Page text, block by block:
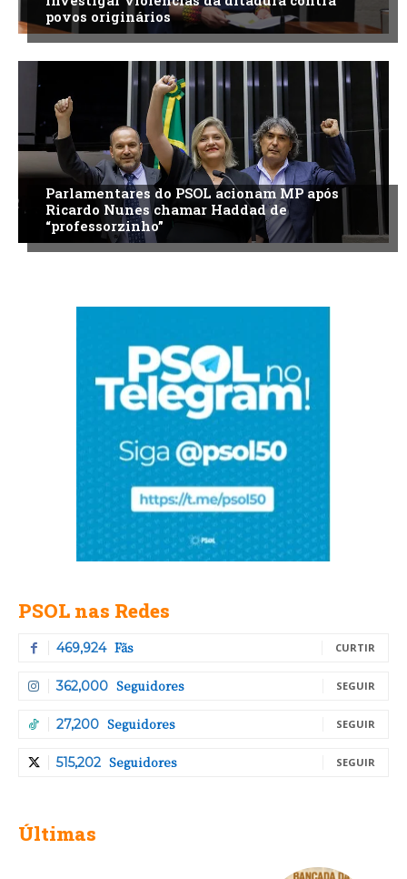
povos originários
Parlamentares do PSOL acionam MP após
Ricardo Nunes chamar Haddad de
“professorzinho”
PSOL nas Redes
469,924 Fãs CURTIR
362,000 Seguidores SEGUIR
27,200 Seguidores SEGUIR
515,202 Seguidores SEGUIR
Últimas